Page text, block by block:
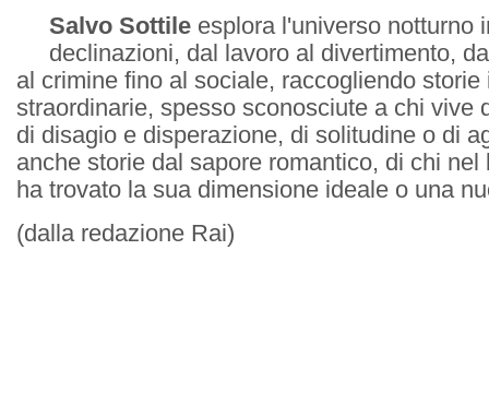
Salvo Sottile esplora l'universo notturno
declinazioni, dal lavoro al divertimento,
al crimine fino al sociale, raccogliendo storie
straordinarie, spesso sconosciute a chi vive
di disagio e disperazione, di solitudine o di
anche storie dal sapore romantico, di chi nel
ha trovato la sua dimensione ideale o una
(dalla redazione Rai)